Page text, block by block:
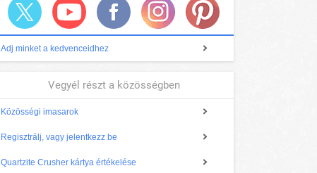
Adj minket a kedvenceidhez
Vegyél részt a közösségben
Közösségi imasarok
Regisztrálj, vagy jelentkezz be
Quartzite Crusher kártya értékelése